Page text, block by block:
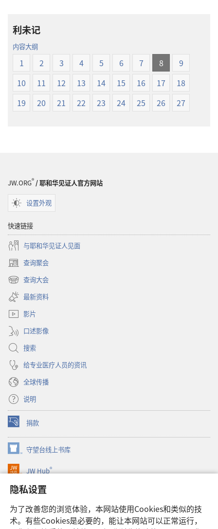
隐私设置
为了改善您的浏览体验，本网站使用Cookies和类似的技
术。有些Cookies是必要的，能让本网站可以正常运行，
新
界
译
译
利未记
内容大纲
1 2 3 4 5 6 7 8
9
10
11 12 13 14 15 16 17
18
19
20 21 22 23 24 25 26 27
JW.ORG® / 耶和华见证人官方网站
设置外观
快速链接
与耶和华见证人见面
查询聚会
（打
开
新
窗
口）
查询大会
（打
开
新
窗
最新资料
影片
口述影像
搜索
给专业医疗人员的资讯
全球传播
说明
捐款
（打
开
新
窗
口）
守望台线上书库
（打
开
新
口）
JW Hub®
（打
开
新
窗
口）
JW Library®
Watchtower Library